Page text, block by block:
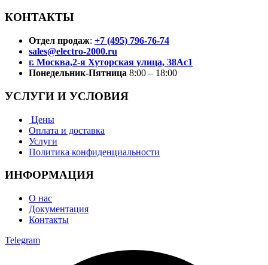
КОНТАКТЫ
Отдел продаж: +7 (495) 796-76-74
sales@electro-2000.ru
г. Москва,2-я Хуторская улица, 38Ас1
Понедельник-Пятница 8:00 – 18:00
УСЛУГИ И УСЛОВИЯ
Цены
Оплата и доставка
Услуги
Политика конфиденциальности
ИНФОРМАЦИЯ
О нас
Документация
Контакты
Telegram